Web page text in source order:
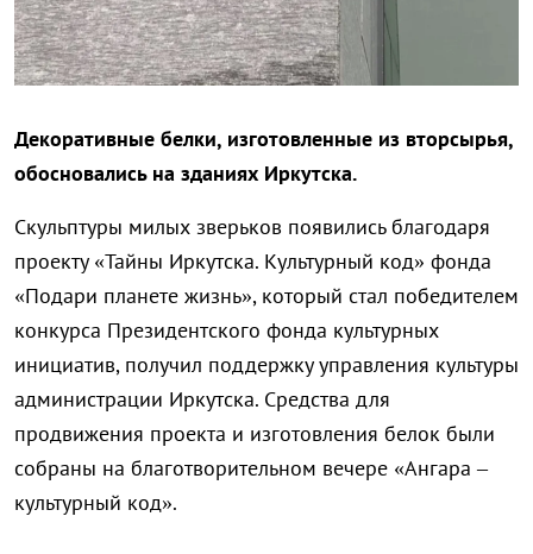
Декоративные белки, изготовленные из вторсырья,
обосновались на зданиях Иркутска.
Скульптуры милых зверьков появились благодаря
проекту «Тайны Иркутска. Культурный код» фонда
«Подари планете жизнь», который стал победителем
конкурса Президентского фонда культурных
инициатив, получил поддержку управления культуры
администрации Иркутска. Средства для
продвижения проекта и изготовления белок были
собраны на благотворительном вечере «Ангара –
культурный код».